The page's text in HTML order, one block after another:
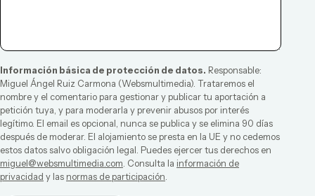
Información básica de protección de datos. Responsable:
Miguel Ángel Ruiz Carmona (Websmultimedia). Trataremos el
nombre y el comentario para gestionar y publicar tu aportación a
petición tuya, y para moderarla y prevenir abusos por interés
legítimo. El email es opcional, nunca se publica y se elimina 90 días
después de moderar. El alojamiento se presta en la UE y no cedemos
estos datos salvo obligación legal. Puedes ejercer tus derechos en
miguel@websmultimedia.com. Consulta la información de
privacidad y las normas de participación.